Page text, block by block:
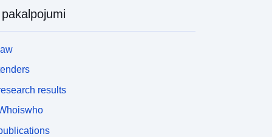
results